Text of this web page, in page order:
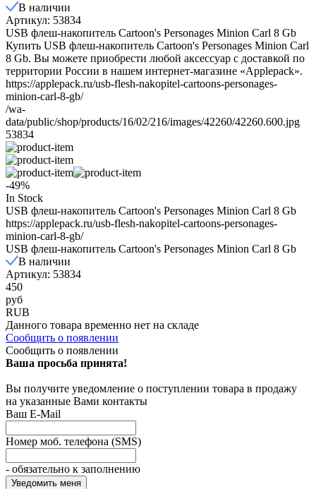
В наличии
Артикул: 53834
USB флеш-накопитель Cartoon's Personages Minion Carl 8 Gb
Купить USB флеш-накопитель Cartoon's Personages Minion Carl
8 Gb. Вы можете приобрести любой аксессуар с доставкой по
территории России в нашем интернет-магазине «Applepack».
https://applepack.ru/usb-flesh-nakopitel-cartoons-personages-
minion-carl-8-gb/
/wa-
data/public/shop/products/16/02/216/images/42260/42260.600.jpg
53834
-49%
In Stock
USB флеш-накопитель Cartoon's Personages Minion Carl 8 Gb
https://applepack.ru/usb-flesh-nakopitel-cartoons-personages-
minion-carl-8-gb/
USB флеш-накопитель Cartoon's Personages Minion Carl 8 Gb
В наличии
Артикул: 53834
450
руб
RUB
Данного товара временно нет на складе
Сообщить о появлении
Сообщить о появлении
Ваша просьба принята!
Вы получите уведомление о поступлении товара в продажу
на указанные Вами контакты
Ваш E-Mail
Номер моб. телефона (SMS)
- обязательно к заполнению